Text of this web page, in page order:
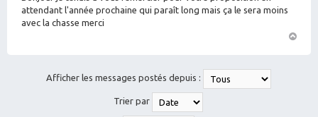
e
attendant l'année prochaine qui paraît long mais ça le sera moins
avec la chasse merci
Afficher les messages postés depuis :
Trier par